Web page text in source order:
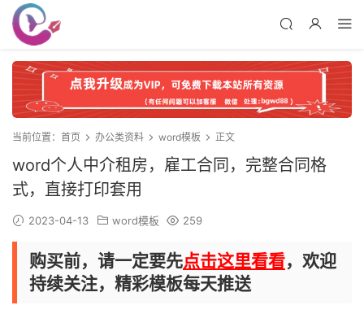
当前位置： 首页 办公类资料 word模板 正文
word个人中介租房，雇工合同，完整合同格
式，直接打印套用
2023-04-13 word模板 259
购买前，请一定要先点击这里看看，欢迎
持续关注，精彩模板每天推送